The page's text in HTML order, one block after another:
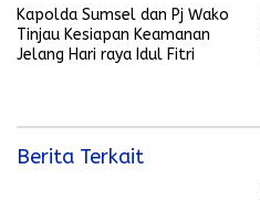
Kapolda Sumsel dan Pj Wako
Tinjau Kesiapan Keamanan
Jelang Hari raya Idul Fitri
Berita Terkait